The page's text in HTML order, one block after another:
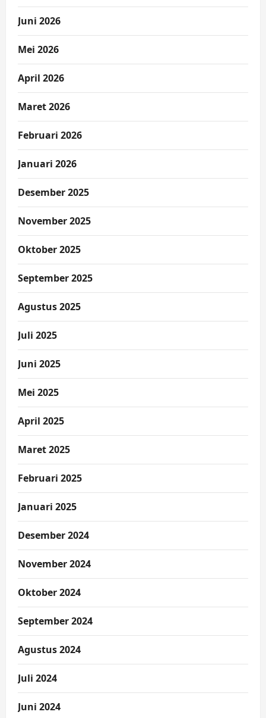
Juni 2026
Mei 2026
April 2026
Maret 2026
Februari 2026
Januari 2026
Desember 2025
November 2025
Oktober 2025
September 2025
Agustus 2025
Juli 2025
Juni 2025
Mei 2025
April 2025
Maret 2025
Februari 2025
Januari 2025
Desember 2024
November 2024
Oktober 2024
September 2024
Agustus 2024
Juli 2024
Juni 2024